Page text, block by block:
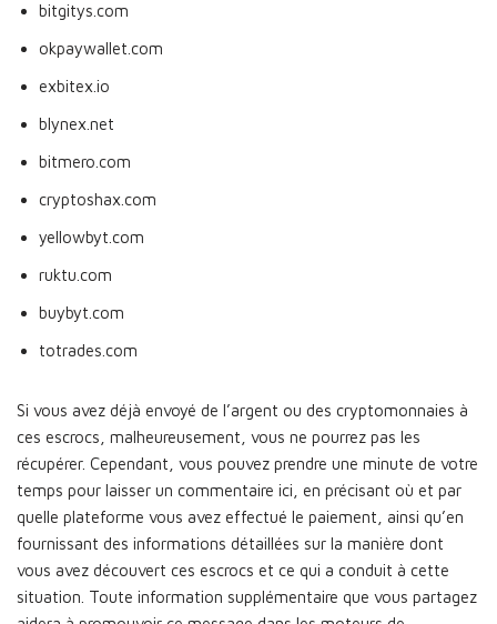
bitgitys.com
okpaywallet.com
exbitex.io
blynex.net
bitmero.com
cryptoshax.com
yellowbyt.com
ruktu.com
buybyt.com
totrades.com
Si vous avez déjà envoyé de l’argent ou des cryptomonnaies à
ces escrocs, malheureusement, vous ne pourrez pas les
récupérer. Cependant, vous pouvez prendre une minute de votre
temps pour laisser un commentaire ici, en précisant où et par
quelle plateforme vous avez effectué le paiement, ainsi qu’en
fournissant des informations détaillées sur la manière dont
vous avez découvert ces escrocs et ce qui a conduit à cette
situation. Toute information supplémentaire que vous partagez